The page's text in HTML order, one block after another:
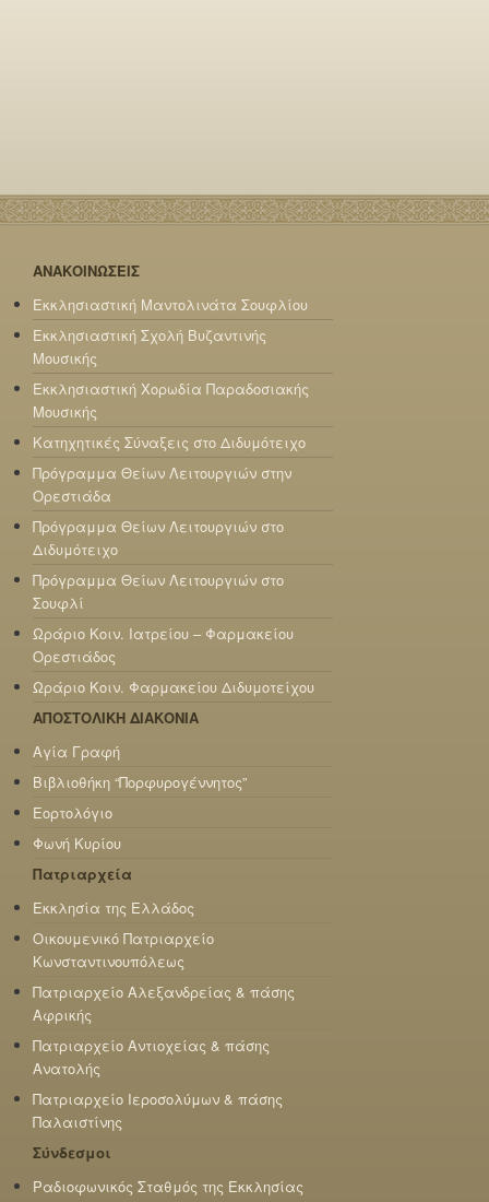
ΑΝΑΚΟΙΝΩΣΕΙΣ
Εκκλησιαστική Μαντολινάτα Σουφλίου
Εκκλησιαστική Σχολή Βυζαντινής
Μουσικής
Εκκλησιαστική Χορωδία Παραδοσιακής
Μουσικής
Κατηχητικές Σύναξεις στο Διδυμότειχο
Πρόγραμμα Θείων Λειτουργιών στην
Ορεστιάδα
Πρόγραμμα Θείων Λειτουργιών στο
Διδυμότειχο
Πρόγραμμα Θείων Λειτουργιών στο
Σουφλί
Ωράριο Κοιν. Ιατρείου – Φαρμακείου
Ορεστιάδος
Ωράριο Κοιν. Φαρμακείου Διδυμοτείχου
ΑΠΟΣΤΟΛΙΚΗ ΔΙΑΚΟΝΙΑ
Αγία Γραφή
Βιβλιοθήκη “Πορφυρογέννητος”
Εορτολόγιο
Φωνή Κυρίου
Πατριαρχεία
Εκκλησία της Ελλάδος
Οικουμενικό Πατριαρχείο
Κωνσταντινουπόλεως
Πατριαρχείο Αλεξανδρείας & πάσης
Αφρικής
Πατριαρχείο Αντιοχείας & πάσης
Ανατολής
Πατριαρχείο Ιεροσολύμων & πάσης
Παλαιστίνης
Σύνδεσμοι
Ραδιοφωνικός Σταθμός της Εκκλησίας